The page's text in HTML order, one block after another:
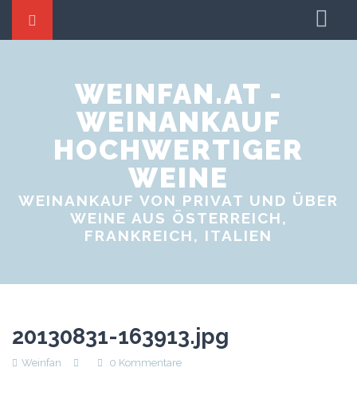
Weine tauschen
Weinproben
Weinevents
WEINFAN.AT -
WEINANKAUF
HOCHWERTIGER
WEINE
WEINANKAUF VON PRIVAT UND ÜBER
WEINE AUS ÖSTERREICH,
FRANKREICH, ITALIEN
20130831-163913.jpg
Weinfan 0 Kommentare